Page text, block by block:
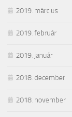
2019. március
2019. február
2019. január
2018. december
2018. november